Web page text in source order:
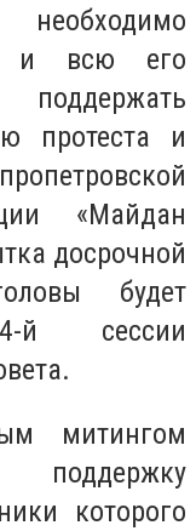
необходимо
и всю его
протеста и
«Майдан
досрочной
будет
й сессии
митингом
которого